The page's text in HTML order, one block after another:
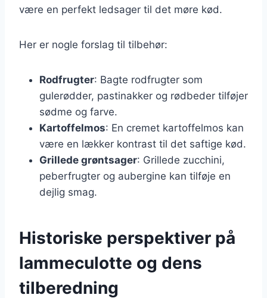
være en perfekt ledsager til det møre kød.
Her er nogle forslag til tilbehør:
Rodfrugter: Bagte rodfrugter som
gulerødder, pastinakker og rødbeder tilføjer
sødme og farve.
Kartoffelmos: En cremet kartoffelmos kan
være en lækker kontrast til det saftige kød.
Grillede grøntsager: Grillede zucchini,
peberfrugter og aubergine kan tilføje en
dejlig smag.
Historiske perspektiver på
lammeculotte og dens
tilberedning